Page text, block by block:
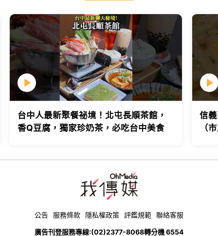
台中人最新聚餐祕境！北屯長順茶館，
香Q豆腐，獨家珍奶茶，必吃台中美食
信
（
公告 服務條款 隱私權政策 評鑑規範 聯絡客服
廣告刊登服務專線:(02)2377-8068轉分機 6554